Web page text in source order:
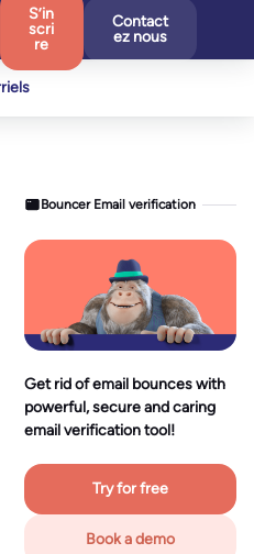
S’in
scri
re
Contact
ez nous
Bouncer Email verification
Get rid of email bounces with
powerful, secure and caring
email verification tool!
Try for free
Book a demo